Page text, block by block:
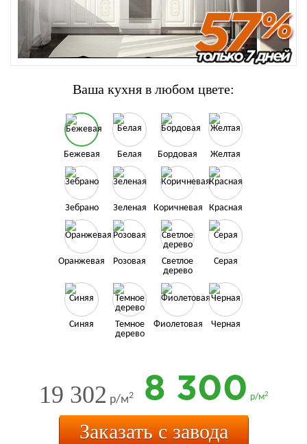
Ваша кухня в любом цвете:
Бежевая Белая Бордовая Желтая
Зебрано Зеленая Коричневая Красная
Оранжевая Розовая
Светлое
дерево
Серая
Синяя
Темное
дерево
Фиолетовая Черная
19 302 р/м2 8 300 р/м2
Заказать с завода